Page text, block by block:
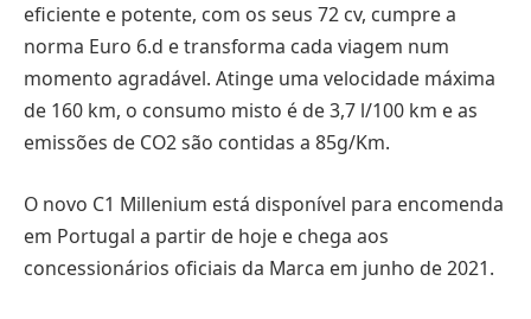
eficiente e potente, com os seus 72 cv, cumpre a
norma Euro 6.d e transforma cada viagem num
momento agradável. Atinge uma velocidade máxima
de 160 km, o consumo misto é de 3,7 l/100 km e as
emissões de CO2 são contidas a 85g/Km.
O novo C1 Millenium está disponível para encomenda
em Portugal a partir de hoje e chega aos
concessionários oficiais da Marca em junho de 2021.